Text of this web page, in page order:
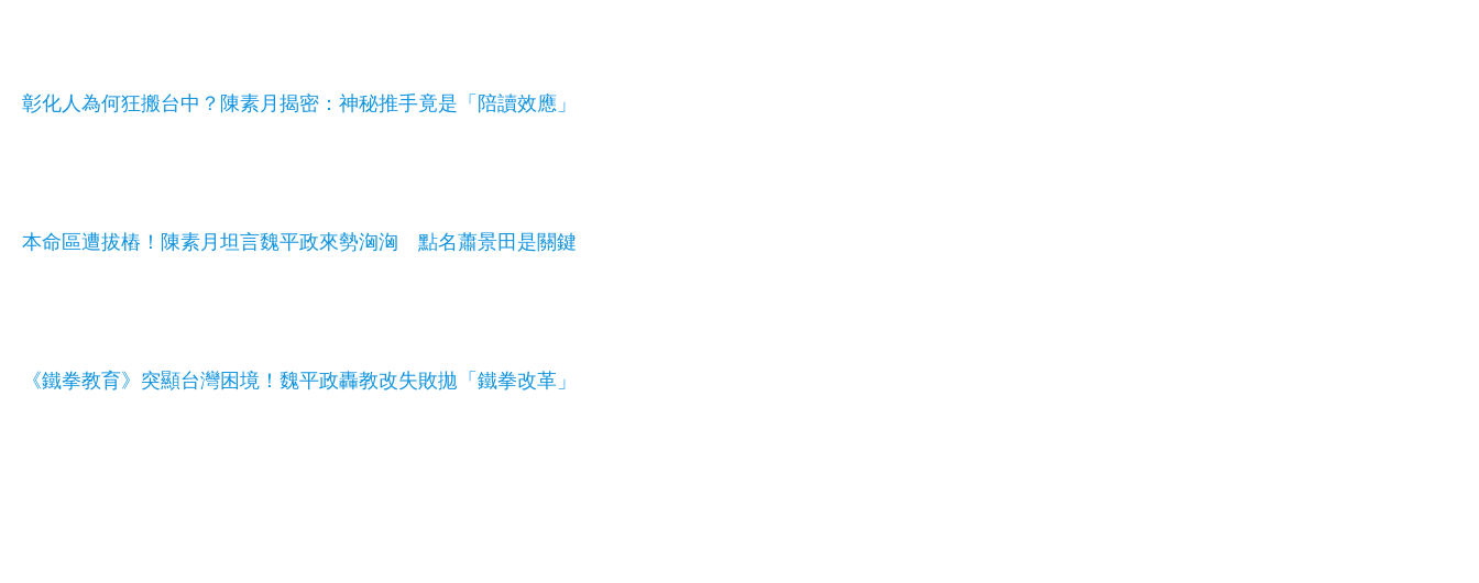
彰化人為何狂搬台中？陳素月揭密：神秘推手竟是「陪讀效應」
本命區遭拔樁！陳素月坦言魏平政來勢洶洶 點名蕭景田是關鍵
《鐵拳教育》突顯台灣困境！魏平政轟教改失敗拋「鐵拳改革」